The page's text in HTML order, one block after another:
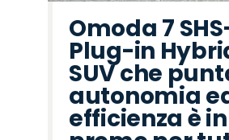
Omoda 7
Plug-in
SUV che
autonomia
efficienza è in